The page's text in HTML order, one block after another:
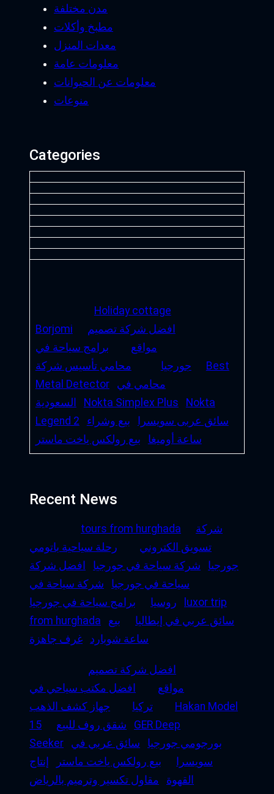
مدن مختلفة
مطبخ وأكلات
معدات المنزل
معلومات عامة
معلومات عن الحيوانات
منوعات
Categories
Holiday cottage
Borjomi
افضل شركة تصميم
مواقع
برامج سياحة في
جورجيا
محامي تأسيس شركة
Best
Metal Detector
محامي في
السعودية
Nokta Simplex Plus
Nokta
Legend 2
سائق عربى سويسرا
بيع وشراء
ساعة أوميغا
بيع رولكس ياخت ماستر
Recent News
tours from hurghada
شركة
تسويق الكتروني
رحلة سياحية باتومي
جورجيا
شركة سياحة في جورجيا
افضل شركة
سياحة في جورجيا
شركة سياحة في
روسيا
برامج سياحة في جورجيا
luxor trip
from hurghada
سائق عربي في إيطاليا
بيع
ساعة شوبارد
غرف جاهزة
افضل شركة تصميم
مواقع
افضل مكتب سياحي في
تركيا
جهاز كشف الذهب
Hakan Model
15
شقق روف للبيع
GER Deep
Seeker
بورجومي جورجيا
سائق عربي في
سويسرا
بيع رولكس ياخت ماستر
إنتاج
القهوة
مقاول تكسير وترميم بالرياض